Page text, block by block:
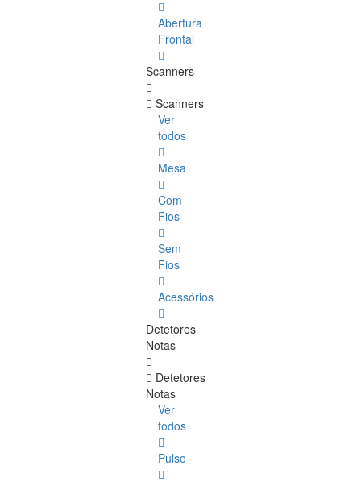
Abertura
Frontal
Scanners
Scanners
Ver
todos
Mesa
Com
Fios
Sem
Fios
Acessórios
Detetores
Notas
Detetores
Notas
Ver
todos
Pulso